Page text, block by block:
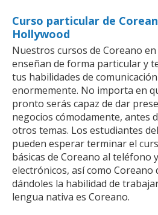
Curso particular de
Hollywood
Nuestros cursos de Coreano
enseñan de forma particular y
tus habilidades de
enormemente. No importa en
pronto serás capaz de dar
negocios cómodamente, antes
otros temas. Los estudiantes
pueden esperar terminar el
básicas de Coreano al teléfono
electrónicos, así como Coreano
dándoles la habilidad de
lengua nativa es Coreano.